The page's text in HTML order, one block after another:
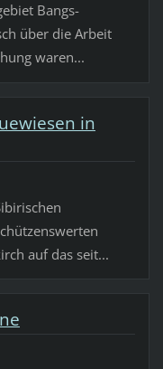
Bangs-
über die Arbeit
waren...
in
auf das seit...